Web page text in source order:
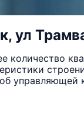
ул
управляющей